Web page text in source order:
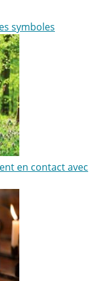
symboles
en contact avec